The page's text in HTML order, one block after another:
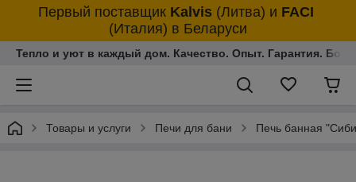
Первый поставщик Kalvis (Литва) и FACI
(Италия) в Беларуси
Тепло и уют в каждый дом. Качество. Опыт. Гарантия.
Товары и услуги Печи для бани Печь банная